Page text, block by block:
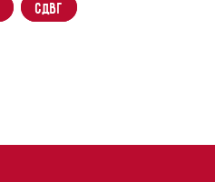
СДВГ